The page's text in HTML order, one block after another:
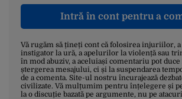
Intră în cont pentru a
Vă rugăm să țineți cont că folosirea injuriilor,
instigator la ură, a apelurilor la violență sau
în mod abuziv, a aceluiași comentariu pot
ștergerea mesajului, ci și la suspendarea
de a comenta. Site-ul nostru încurajează
civilizate. Vă mulțumim pentru înțelegere și
la o discuție bazată pe argumente, nu pe